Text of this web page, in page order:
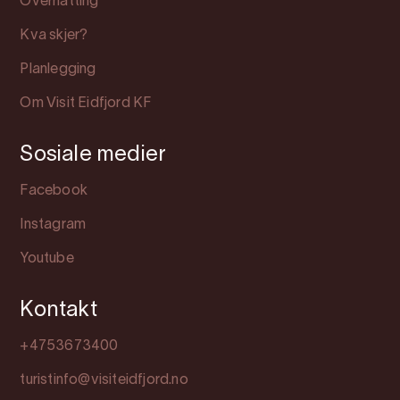
Kva skjer?
Planlegging
Om Visit Eidfjord KF
Sosiale medier
Facebook
Instagram
Youtube
Kontakt
+4753673400
turistinfo@visiteidfjord.no